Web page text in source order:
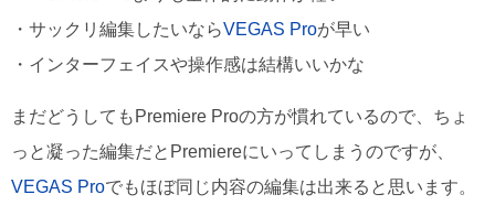
・サックリ編集したいならVEGAS Proが早い
・インターフェイスや操作感は結構いいかな
まだどうしてもPremiere Proの方が慣れているので、ちょ
っと凝った編集だとPremiereにいってしまうのですが、
VEGAS Proでもほぼ同じ内容の編集は出来ると思います。